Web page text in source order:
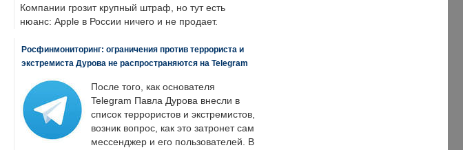
Компании грозит крупный штраф, но тут есть
нюанс: Apple в России ничего и не продает.
Росфинмониторинг: ограничения против террориста и
экстремиста Дурова не распространяются на Telegram
После того, как основателя
Telegram Павла Дурова внесли в
список террористов и экстремистов,
возник вопрос, как это затронет сам
мессенджер и его пользователей. В